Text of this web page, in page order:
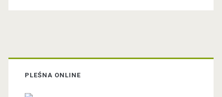
P
PLEŚNA ONLINE